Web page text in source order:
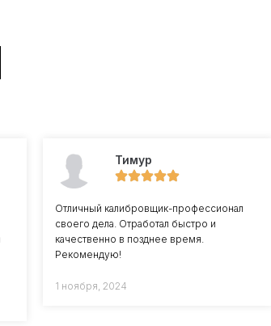
Тимур
Отличный калибровщик-профессионал
своего дела. Отработал быстро и
качественно в позднее время.
Рекомендую!
1 ноября, 2024